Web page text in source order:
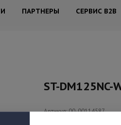
ПАРТНЕРЫ СЕРВИС B2B
ST-DM125NC-
Артикул: 00-00114587